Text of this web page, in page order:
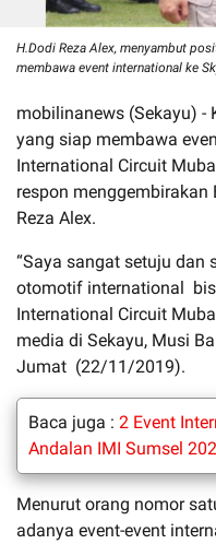
H.Dodi Reza Alex, menyambut
membawa event international ke
mobilinanews (Sekayu)
yang siap membawa
International Circuit
respon menggembirakan
Reza Alex.
“Saya sangat setuju dan
otomotif international
International Circuit
media di Sekayu, Musi
Jumat (22/11/2019).
Baca juga : 2 Event
Andalan IMI Sumsel
Menurut orang nomor
adanya event-event